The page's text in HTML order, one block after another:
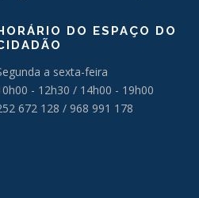
DO ESPAÇO DO
a sexta-feira
- 12h30 / 14h00 - 19h00
672 128 / 968 991 178